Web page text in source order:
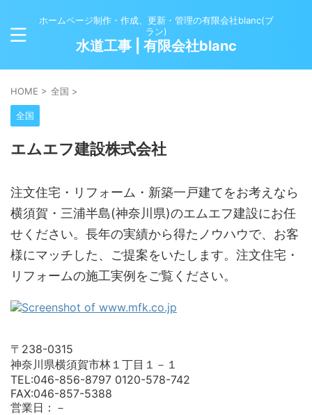
ホームページ制作・作成、更新・管理の有限会社blanc(ブ
ラン)
水道工事 | 有限会社blanc
HOME > 全国 >
全国
エムエフ建設株式会社
注文住宅・リフォーム・新築一戸建てをお考えなら
横須賀・三浦半島(神奈川県)のエムエフ建設にお任
せください。長年の実績から得たノウハウで、お客
様にマッチした、ご提案をいたします。注文住宅・
リフォームの施工実例をご覧ください。
〒238-0315
神奈川県横須賀市林１丁目１－１
TEL:046-856-8797 0120-578-742
FAX:046-857-5388
営業日：－